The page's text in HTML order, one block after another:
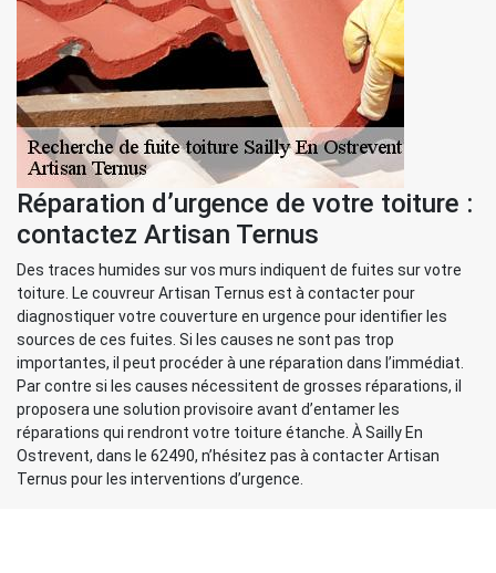
Réparation d’urgence de votre toiture :
contactez Artisan Ternus
Des traces humides sur vos murs indiquent de fuites sur votre
toiture. Le couvreur Artisan Ternus est à contacter pour
diagnostiquer votre couverture en urgence pour identifier les
sources de ces fuites. Si les causes ne sont pas trop
importantes, il peut procéder à une réparation dans l’immédiat.
Par contre si les causes nécessitent de grosses réparations, il
proposera une solution provisoire avant d’entamer les
réparations qui rendront votre toiture étanche. À Sailly En
Ostrevent, dans le 62490, n’hésitez pas à contacter Artisan
Ternus pour les interventions d’urgence.